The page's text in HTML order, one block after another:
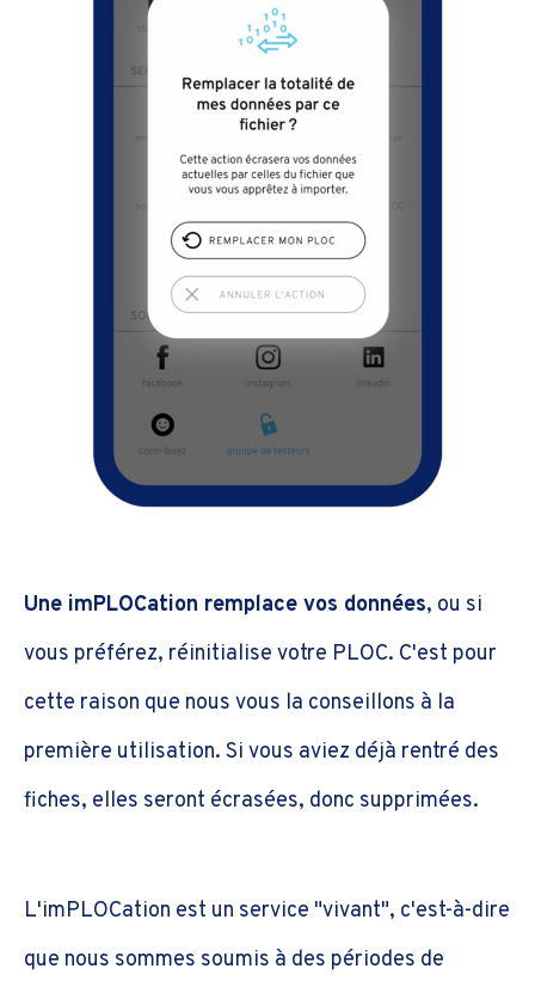
Une imPLOCation remplace vos données, ou si
vous préférez, réinitialise votre PLOC. C'est pour
cette raison que nous vous la conseillons à la
première utilisation. Si vous aviez déjà rentré des
fiches, elles seront écrasées, donc supprimées.
L'imPLOCation est un service "vivant", c'est-à-dire
que nous sommes soumis à des périodes de